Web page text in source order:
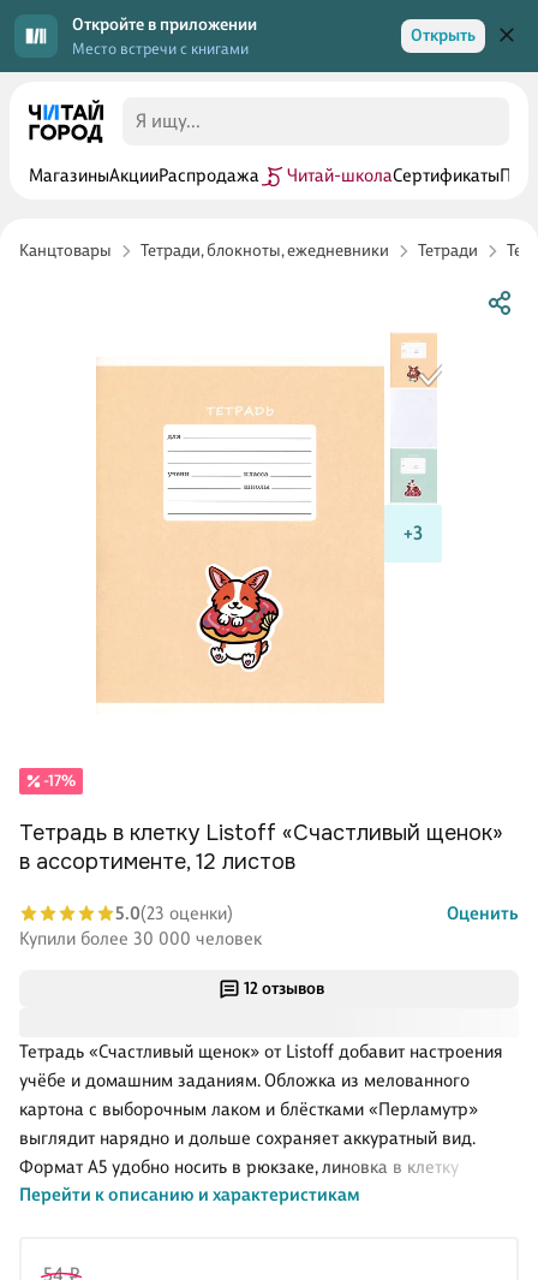
Откройте в приложении
Место встречи с книгами
Открыть
МагазиныАкцииРаспродажа Читай-школаСертификаты
Канцтовары Тетради, блокноты, ежедневники Тетради
+3
12 отзывов
Тетрадь «Счастливый щенок» от Listoff добавит настроения
учёбе и домашним заданиям. Обложка из мелованного
картона с выборочным лаком и блёстками «Перламутр»
выглядит нарядно и дольше сохраняет аккуратный вид.
Формат А5 удобно носить в рюкзаке, линовка в клетку
подходит для математики и записей, крепление на скрепку
Перейти к описанию и характеристикам
-17%
Тетрадь в клетку Listoff «Счастливый щенок»
в ассортименте, 12 листов
5.0(23 оценки)
Оценить
Купили более 30 000 человек
54 ₽